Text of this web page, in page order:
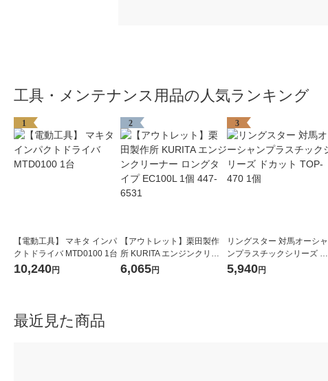
工具・メンテナンス用品の人気ランキング
1
【電動工具】 マキタ インパ
クトドライバ MTD0100 1台
10,240円
2
【アウトレット】栗田製作
所 KURITA エンジンクリー
ナー ロングタイプ EC100L
6,065円
3
リングスター 対馬オーシャ
ンプラスチックシリーズ ド
カット TOP-470 1個
5,940円
最近見た商品